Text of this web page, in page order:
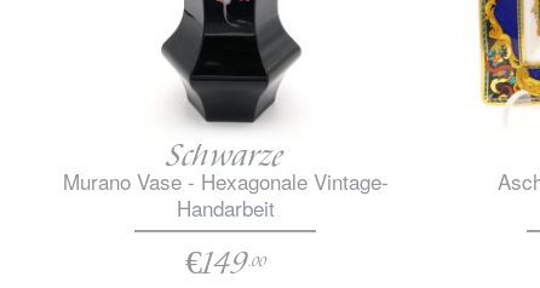
Schwarze
Murano Vase - Hexagonale Vintage-
Handarbeit
€149.00